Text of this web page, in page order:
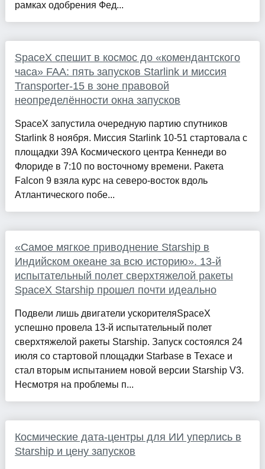
рамках одобрения Фед...
SpaceX спешит в космос до «комендантского
часа» FAA: пять запусков Starlink и миссия
Transporter-15 в зоне правовой
неопределённости окна запусков
SpaceX запустила очередную партию спутников
Starlink 8 ноября. Миссия Starlink 10-51 стартовала с
площадки 39A Космического центра Кеннеди во
Флориде в 7:10 по восточному времени. Ракета
Falcon 9 взяла курс на северо-восток вдоль
Атлантического побе...
«Самое мягкое приводнение Starship в
Индийском океане за всю историю». 13-й
испытательный полет сверхтяжелой ракеты
SpaceX Starship прошел почти идеально
Подвели лишь двигатели ускорителяSpaceX
успешно провела 13-й испытательный полет
сверхтяжелой ракеты Starship. Запуск состоялся 24
июля со стартовой площадки Starbase в Техасе и
стал вторым испытанием новой версии Starship V3.
Несмотря на проблемы п...
Космические дата-центры для ИИ уперлись в
Starship и цену запусков